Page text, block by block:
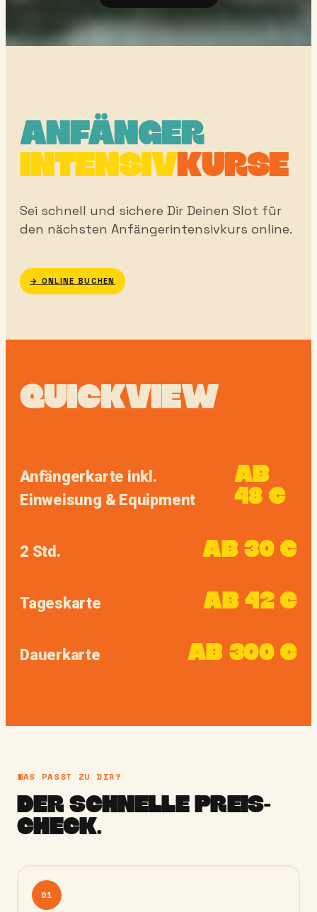
ANFÄNGER
INTENSIVKURSE
Sei schnell und sichere Dir Deinen Slot für
den nächsten Anfängerintensivkurs online.
→ ONLINE BUCHEN
QUICKVIEW
Anfängerkarte inkl.
Einweisung & Equipment
AB
48 €
2 Std. AB 30 €
Tageskarte AB 42 €
Dauerkarte AB 300 €
WAS PASST ZU DIR?
DER SCHNELLEPREIS-
CHECK.
01